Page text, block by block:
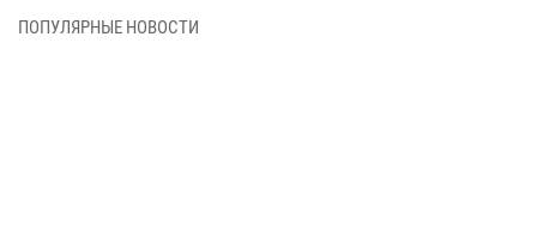
Военнослужащие по призыву из Архангельской области приняли
ПОПУЛЯРНЫЕ НОВОСТИ